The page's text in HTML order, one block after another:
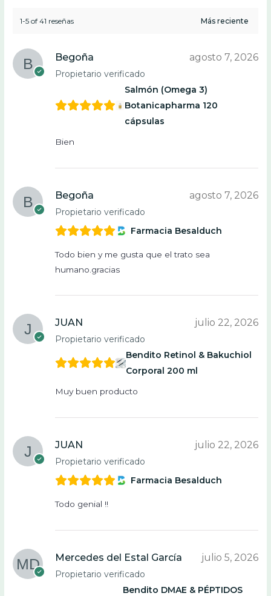
1-5 of 41 reseñas
Begoña
Propietario verificado
agosto 7, 2026
Salmón (Omega 3)
Botanicapharma 120
cápsulas
Bien
Begoña
Propietario verificado
agosto 7, 2026
Farmacia Besalduch
Todo bien y me gusta que el trato sea
humano.gracias
JUAN
Propietario verificado
julio 22, 2026
Bendito Retinol & Bakuchiol
Corporal 200 ml
Muy buen producto
JUAN
Propietario verificado
julio 22, 2026
Farmacia Besalduch
Todo genial !!
Mercedes del Estal García
Propietario verificado
julio 5, 2026
Bendito DMAE & PÉPTIDOS